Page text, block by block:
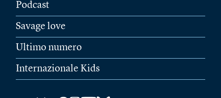
Podcast
Savage love
Ultimo numero
Internazionale Kids